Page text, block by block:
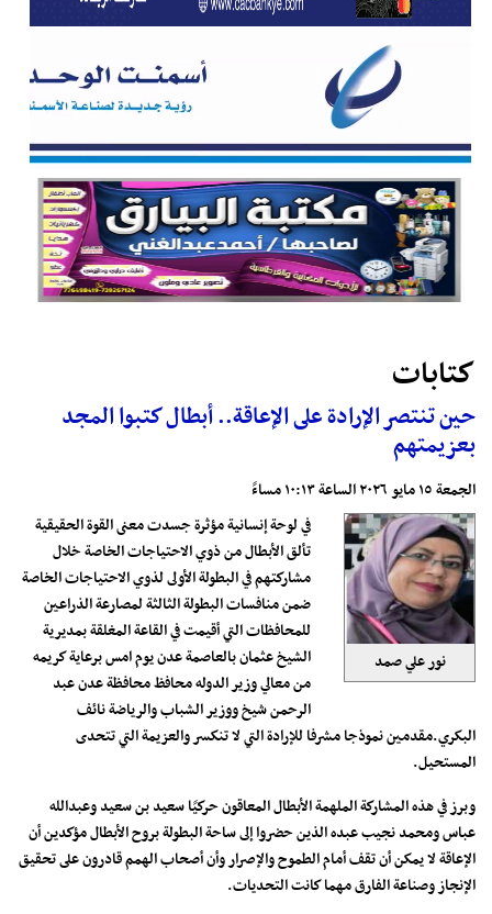
كتابات
حين تنتصر الإرادة على الإعاقة.. أبطال كتبوا المجد
بعزيمتهم
الجمعة ١٥ مايو ٢٠٢٦ الساعة ١٠:١٣ مساءً
نور علي صمد
في لوحة إنسانية مؤثرة جسدت معنى القوة الحقيقية
تألق الأبطال من ذوي الاحتياجات الخاصة خلال
مشاركتهم في البطولة الأولى لذوي الاحتياجات الخاصة
ضمن منافسات البطولة الثالثة لمصارعة الذراعين
للمحافظات التي أقيمت في القاعة المغلقة بمديرية
الشيخ عثمان بالعاصمة عدن يوم امس برعاية كريمه
من معالي وزير الدوله محافظ محافظة عدن عبد
الرحمن شيخ ووزير الشباب والرياضة نائف
البكري.مقدمين نموذجا مشرفا للإرادة التي لا تنكسر والعزيمة التي تتحدى
المستحيل.
وبرز في هذه المشاركة الملهمة الأبطال المعاقون حركيًا سعيد بن سعيد وعبدالله
عباس ومحمد نجيب عبده الذين حضروا إلى ساحة البطولة بروح الأبطال مؤكدين أن
الإعاقة لا يمكن أن تقف أمام الطموح والإصرار وأن أصحاب الهمم قادرون على تحقيق
الإنجاز وصناعة الفارق مهما كانت التحديات.